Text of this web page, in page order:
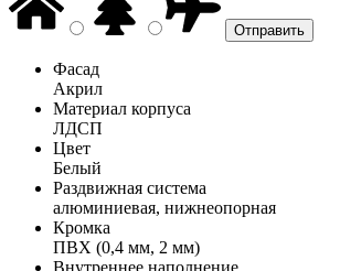
Фасад
Акрил
Материал корпуса
ЛДСП
Цвет
Белый
Раздвижная система
алюминиевая, нижнеопорная
Кромка
ПВХ (0,4 мм, 2 мм)
Внутреннее наполнение